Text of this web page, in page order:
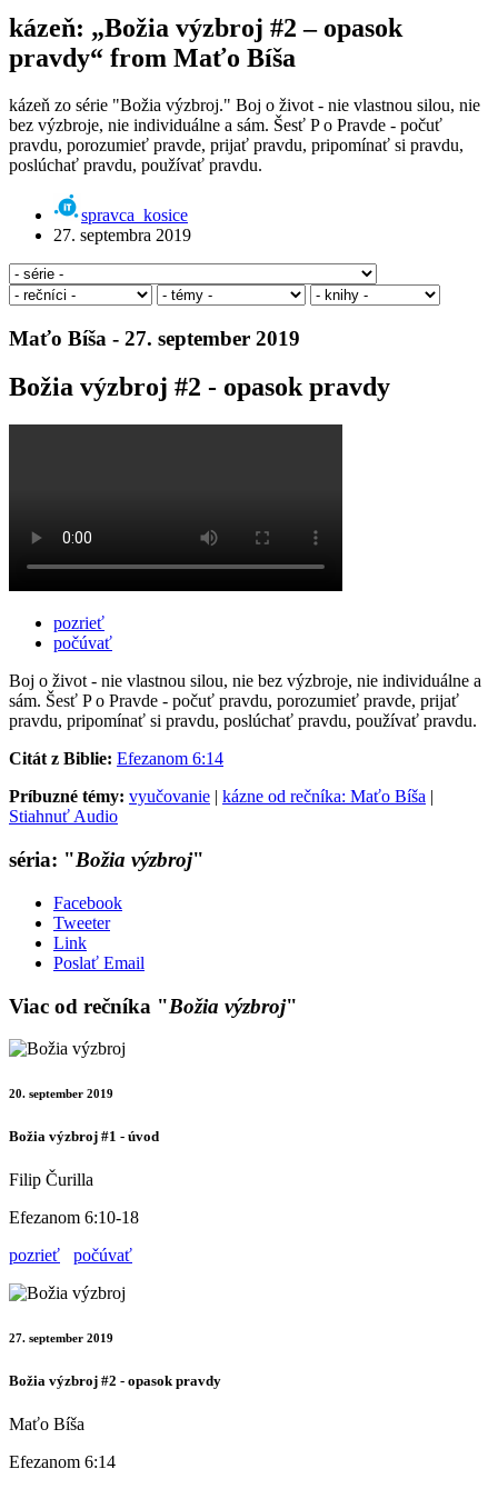
kázeň: „Božia výzbroj #2 – opasok
pravdy“ from Maťo Bíša
kázeň zo série "Božia výzbroj." Boj o život - nie vlastnou silou, nie
bez výzbroje, nie individuálne a sám. Šesť P o Pravde - počuť
pravdu, porozumieť pravde, prijať pravdu, pripomínať si pravdu,
poslúchať pravdu, používať pravdu.
spravca_kosice
27. septembra 2019
Maťo Bíša - 27. september 2019
Božia výzbroj #2 - opasok pravdy
pozrieť
počúvať
Boj o život - nie vlastnou silou, nie bez výzbroje, nie individuálne a
sám. Šesť P o Pravde - počuť pravdu, porozumieť pravde, prijať
pravdu, pripomínať si pravdu, poslúchať pravdu, používať pravdu.
Citát z Biblie: Efezanom 6:14
Príbuzné témy: vyučovanie | kázne od rečníka: Maťo Bíša |
Stiahnuť Audio
séria: "Božia výzbroj"
Facebook
Tweeter
Link
Poslať Email
Viac od rečníka "Božia výzbroj"
20. september 2019
Božia výzbroj #1 - úvod
Filip Čurilla
Efezanom 6:10-18
pozrieť
počúvať
27. september 2019
Božia výzbroj #2 - opasok pravdy
Maťo Bíša
Efezanom 6:14